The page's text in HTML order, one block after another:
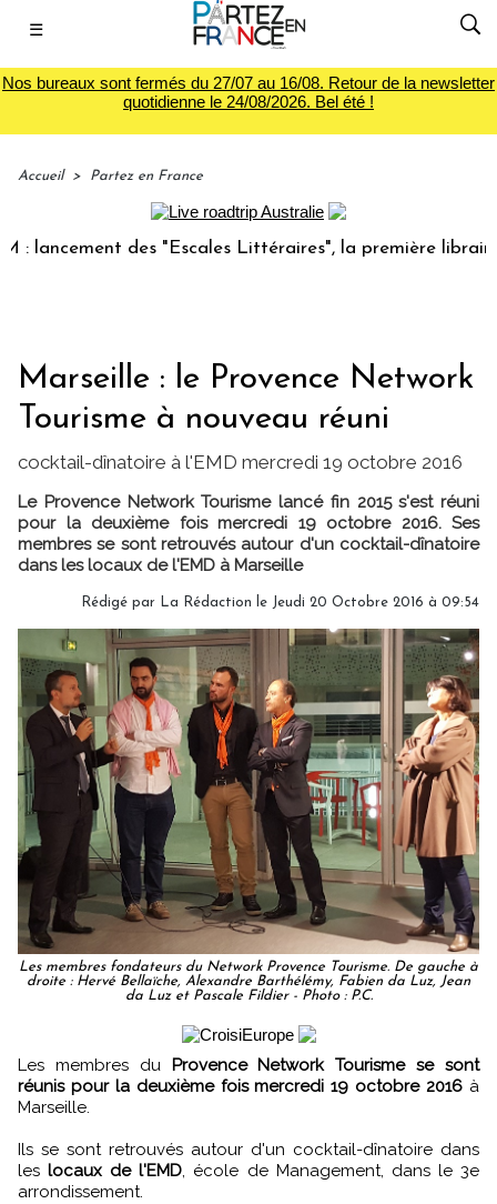
☰
Nos bureaux sont fermés du 27/07 au 16/08. Retour de la newsletter
quotidienne le 24/08/2026. Bel été !
Accueil > Partez en France
des "Escales Littéraires", la première librairie du
Marseille : le Provence Network
Tourisme à nouveau réuni
cocktail-dînatoire à l'EMD mercredi 19 octobre 2016
Le Provence Network Tourisme lancé fin 2015 s'est réuni
pour la deuxième fois mercredi 19 octobre 2016. Ses
membres se sont retrouvés autour d'un cocktail-dînatoire
dans les locaux de l'EMD à Marseille
Rédigé par La Rédaction le Jeudi 20 Octobre 2016 à 09:54
Les membres fondateurs du Network Provence Tourisme. De gauche à
droite : Hervé Bellaïche, Alexandre Barthélémy, Fabien da Luz, Jean
da Luz et Pascale Fildier - Photo : P.C.
Les membres du
Provence Network Tourisme se sont
réunis pour la deuxième fois mercredi 19 octobre 2016 à
Marseille.
Ils se sont retrouvés autour d'un cocktail-dînatoire dans
leslocaux de l'EMD, école de Management, dans le 3e
arrondissement.